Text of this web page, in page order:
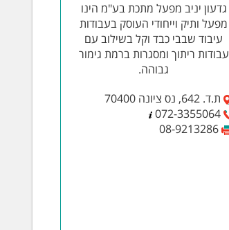
גדעון יניב מפעל מתכת בע"מ הינו
מפעל ותיק וייחודי העוסק בעבודות
עיבוד שבבי כבד וקל בשילוב עם
עבודות ריתוך ומסגרות ברמת גימור
גבוהה.
ת.ד. 642, נס ציונה 70400
072-3355064
08-9213286